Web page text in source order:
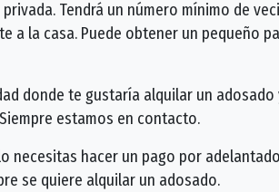
Tendrá un número mínimo de
a la casa. Puede obtener un pequeño
donde te gustaría alquilar un
estamos en contacto.
necesitas hacer un pago por
se quiere alquilar un adosado.